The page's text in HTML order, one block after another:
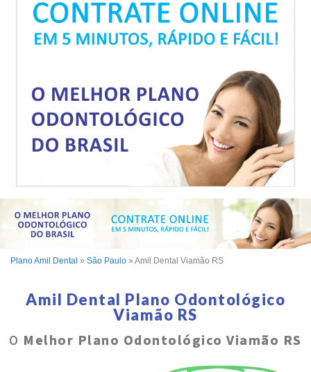
Plano Amil Dental » São Paulo » Amil Dental Viamão RS
Amil Dental Plano Odontológico
Viamão RS
O Melhor Plano Odontológico Viamão RS